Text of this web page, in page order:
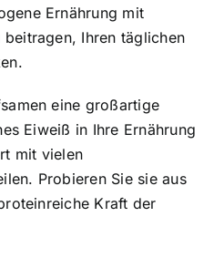
Ernährung mit
Ihren täglichen
eine großartige
Eiweiß in Ihre Ernährung
mit vielen
Probieren Sie sie aus
Kraft der